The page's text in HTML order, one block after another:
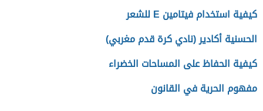
كيفية استخدام فيتامين E للشعر
الحسنية أكادير (نادي كرة قدم مغربي)
كيفية الحفاظ على المساحات الخضراء
مفهوم الحرية في القانون